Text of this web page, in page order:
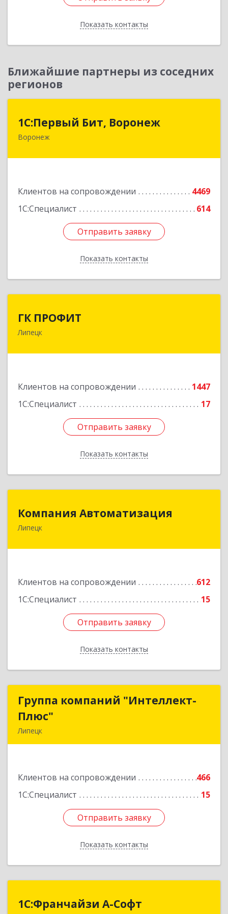
Показать контакты
Назад
Ближайшие партнеры из соседних
регионов
1С:Первый Бит, Воронеж
Воронеж
Клиентов на сопровождении
4469
1С:Специалист
614
Отправить заявку
Показать контакты
1С:Первый Бит, Воронеж
394006, Воронежская обл, Воронеж г, 20-летия
Отправить заявку
Назад
ГК ПРОФИТ
Липецк
Клиентов на сопровождении
1447
1С:Специалист
17
Отправить заявку
Показать контакты
398001, Липецкая обл, Липецк г, Советская ул,
Отправить заявку
Назад
Компания Автоматизация
Липецк
Клиентов на сопровождении
612
1С:Специалист
15
Отправить заявку
Показать контакты
398001, Липецкая обл, Липецк г, Победы пл,
Отправить заявку
Назад
Группа компаний "Интеллект-
Плюс"
Липецк
Клиентов на сопровождении
466
1С:Специалист
15
Отправить заявку
Показать контакты
Группа компаний "Интеллект-
Подробнее
Отправить заявку
Назад
1С:Франчайзи А-Софт
1С:Франчайзи А-Софт